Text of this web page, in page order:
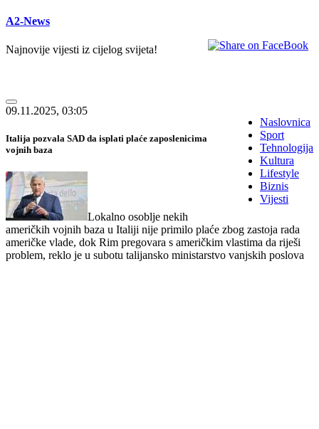
A2-News
Najnovije vijesti iz cijelog svijeta!
Naslovnica
Sport
Tehnologija
Kultura
Lifestyle
Biznis
Vijesti
09.11.2025, 03:05
Italija pozvala SAD da isplati plaće zaposlenicima
vojnih baza
Lokalno osoblje nekih
američkih vojnih baza u Italiji nije primilo plaće zbog zastoja rada
američke vlade, dok Rim pregovara s američkim vlastima da riješi
problem, reklo je u subotu talijansko ministarstvo vanjskih poslova